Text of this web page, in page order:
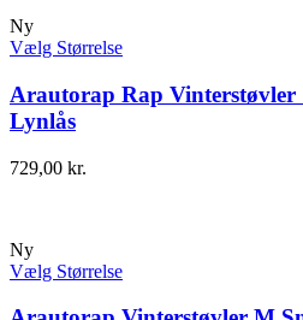
Ny
Vælg Størrelse
Arautorap Rap Vinterstøvler
Lynlås
729,00 kr.
Ny
Vælg Størrelse